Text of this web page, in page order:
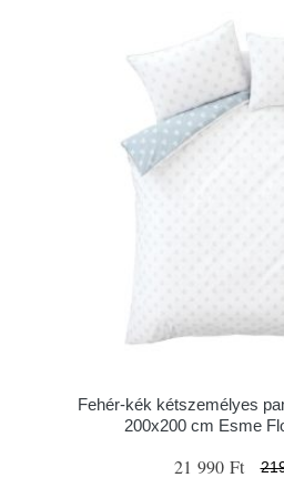
Fehér-kék kétszemélyes
200x200 cm Esme
21 990 Ft